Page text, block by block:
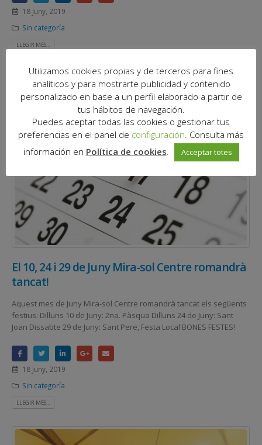
18 Juny, 2019
Sin categoría
LLEGIR MÉS...
El 10, 24 i 29 de Juny Mira-sol Centre romandrà
tancat!
Aquest mes de Juny Mira-sol Centre romandrà tancat els següents
festius: Dilluns 10 de Juny: 2na. Pàsqua Dilluns 24 de Juny: Sant
Joan Dissabte 29 de Juny: Sant Pere, Festa Local BONES FESTES!
18 Juny, 2019
Sin categoría
LLEGIR MÉS...
Utilizamos cookies propias y de terceros para fines
analíticos y para mostrarte publicidad y contenido
personalizado en base a un perfil elaborado a partir de
tus hábitos de navegación.
Puedes aceptar todas las cookies o gestionar tus
preferencias en el panel de configuración. Consulta más
información en Política de cookies. Acceptar totes